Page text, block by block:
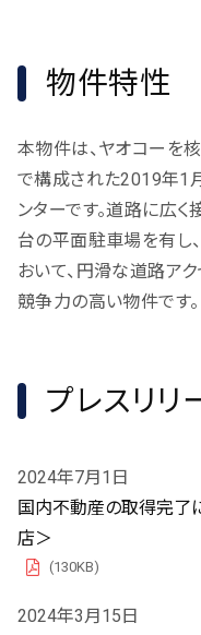
物件特性
本物件は、ヤオコーを
で構成された2019年1
ンターです。道路に広
台の平面駐車場を有し
おいて、円滑な道路ア
競争力の高い物件です。
プレスリリ
2024年7月1日
国内不動産の取得完了
店＞
PDF
(130KB)
2024年3月15日